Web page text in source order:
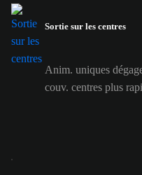
Sortie sur les centres
Anim. uniques
couv. centres plus